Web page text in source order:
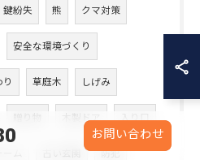
鍵紛失 熊 クマ対策
安全な環境づくり
草庭木 しげみ
木製ドア 入り口
防犯
お問い合わせ